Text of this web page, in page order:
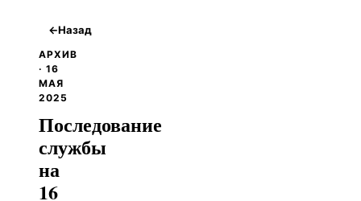
←Назад
АРХИВ
· 16
МАЯ
2025
Последование
службы
на
16